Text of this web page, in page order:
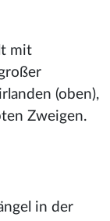
mit
(oben),
Zweigen.
in der